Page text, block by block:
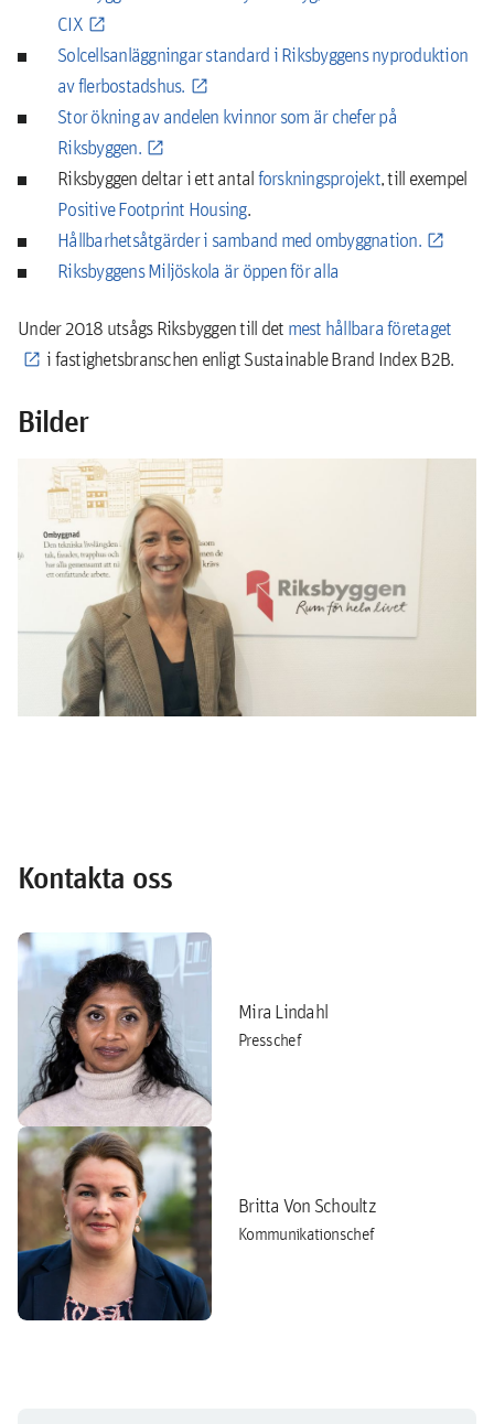
CIX
Solcellsanläggningar standard i Riksbyggens nyproduktion
av flerbostadshus.
Stor ökning av andelen kvinnor som är chefer på
Riksbyggen.
Riksbyggen deltar i ett antalforskningsprojekt, till exempel
Positive Footprint Housing.
Hållbarhetsåtgärder i samband med ombyggnation.
Riksbyggens Miljöskola är öppen för alla
Under 2018 utsågs Riksbyggen till det mest hållbara företaget
i fastighetsbranschen enligt Sustainable Brand Index B2B.
Bilder
Kontakta oss
Mira Lindahl
Presschef
Britta Von Schoultz
Kommunikationschef